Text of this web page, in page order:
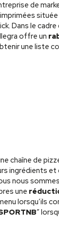
de
située
Dans le
offre un
une liste
chaîne de
ingrédients et
nous
une
lorsqu’ils
”